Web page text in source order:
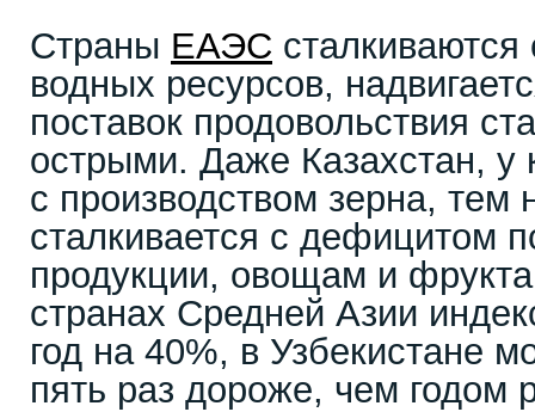
Страны ЕАЭС
водных ресурсов,
поставок продовольствия
острыми. Даже Казахстан, у
с производством зерна, тем
сталкивается с дефицитом
продукции, овощам и
странах Средней Азии
год на 40%, в Узбекистане
пять раз дороже, чем годом